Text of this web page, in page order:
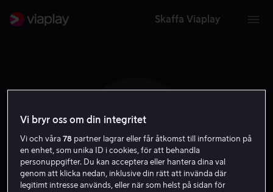
Skaffa Viaplay
T C
Vi bryr oss om din integritet
Vi och våra78 partner lagrar eller får åtkomst till information på
en enhet, som unika ID i cookies, för att behandla
personuppgifter. Du kan acceptera eller hantera dina val
genom att klicka nedan, inklusive din rätt att invända där
legitimt intresse används, eller när som helst på sidan för